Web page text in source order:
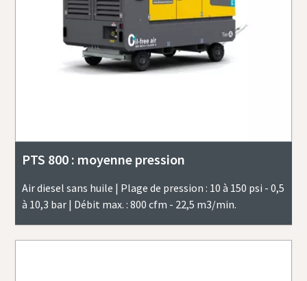
PTS 800 : moyenne pression
Air diesel sans huile | Plage de pression : 10 à 150 psi - 0,5
à 10,3 bar | Débit max. : 800 cfm - 22,5 m3/min.